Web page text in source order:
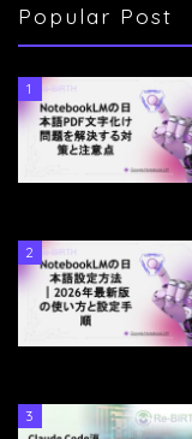
Popular Post
1
2
3